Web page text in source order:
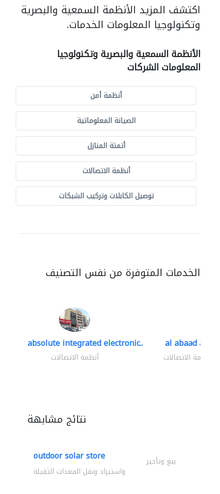
اكتشف المزيد الأنظمة السمعية والبصرية
وتكنولوجيا المعلومات الخدمات.
الأنظمة السمعية والبصرية وتكنولوجيا
المعلومات الشركات
أنظمة أمن
الصيانة المعلوماتية
أتمتة المنازل
أنظمة الاتصالات
توصيل الكابلات وتركيب الشبكات
الخدمات المتوفرة من نفس التصنيف
absolute integrated electronic..
أنظمة الاتصالات
al abaad al..
أنظمة الاتصالات
نتائج مشابهة
outdoor solar store بيع وتأجير
واستيراد ونقل المعدات الثقيلة